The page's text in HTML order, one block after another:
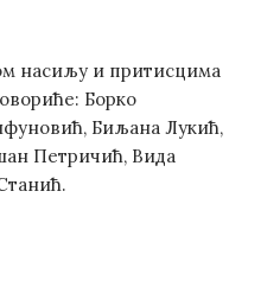
насиљу и притисцима
Борко
Биљана Лукић,
Петричић, Вида